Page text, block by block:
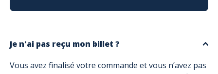
Je n'ai pas reçu mon billet ?
Vous avez finalisé votre commande et vous n’avez pas